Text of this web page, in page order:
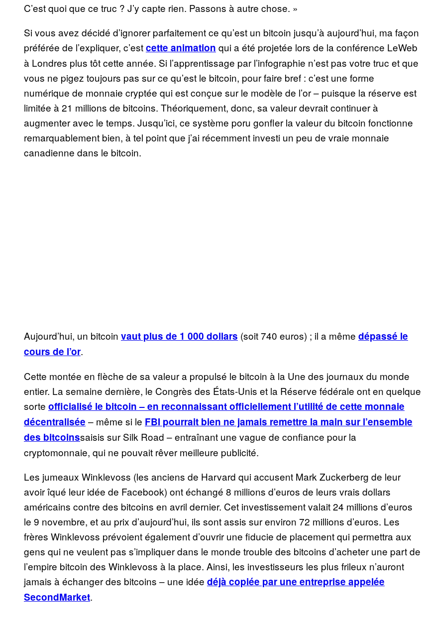
C’est quoi que ce truc ? J’y capte rien. Passons à autre chose. »
Si vous avez décidé d’ignorer parfaitement ce qu’est un bitcoin jusqu’à aujourd’hui, ma façon
préférée de l’expliquer, c’estcette animation qui a été projetée lors de la conférence LeWeb
à Londres plus tôt cette année. Si l’apprentissage par l’infographie n’est pas votre truc et que
vous ne pigez toujours pas sur ce qu’est le bitcoin, pour faire bref : c’est une forme
numérique de monnaie cryptée qui est conçue sur le modèle de l’or – puisque la réserve est
limitée à 21 millions de bitcoins. Théoriquement, donc, sa valeur devrait continuer à
augmenter avec le temps. Jusqu’ici, ce système poru gonfler la valeur du bitcoin fonctionne
remarquablement bien, à tel point que j’ai récemment investi un peu de vraie monnaie
canadienne dans le bitcoin.
Aujourd’hui, un bitcoin vaut plus de 1 000 dollars (soit 740 euros) ; il a même dépassé le
cours de l’or.
Cette montée en flèche de sa valeur a propulsé le bitcoin à la Une des journaux du monde
entier. La semaine dernière, le Congrès des États-Unis et la Réserve fédérale ont en quelque
sorte officialisé le bitcoin – en reconnaissant officiellement l’utilité de cette monnaie
décentralisée – même si le FBI pourrait bien ne jamais remettre la main sur l’ensemble
des bitcoinssaisis sur Silk Road – entraînant une vague de confiance pour la
cryptomonnaie, qui ne pouvait rêver meilleure publicité.
Les jumeaux Winklevoss (les anciens de Harvard qui accusent Mark Zuckerberg de leur
avoir îqué leur idée de Facebook) ont échangé 8 millions d’euros de leurs vrais dollars
américains contre des bitcoins en avril dernier. Cet investissement valait 24 millions d’euros
le 9 novembre, et au prix d’aujourd’hui, ils sont assis sur environ 72 millions d’euros. Les
frères Winklevoss prévoient également d’ouvrir une fiducie de placement qui permettra aux
gens qui ne veulent pas s’impliquer dans le monde trouble des bitcoins d’acheter une part de
l’empire bitcoin des Winklevoss à la place. Ainsi, les investisseurs les plus frileux n’auront
jamais à échanger des bitcoins – une idée déjà copiée par une entreprise appelée
SecondMarket.